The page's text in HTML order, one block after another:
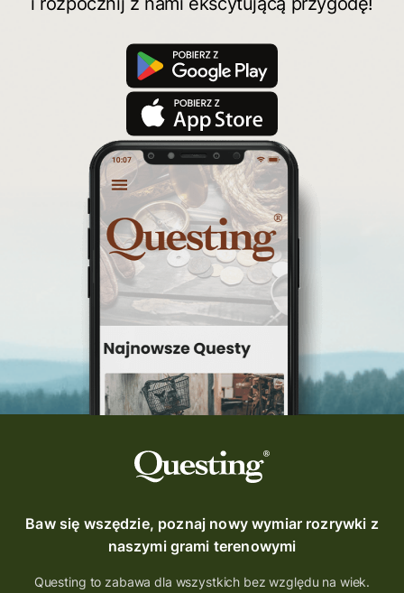
świętokrzyskie
quest pieszy
planetpr
wielkopolska
turystyka z zagadkami
konkurs questy
quest rowerowy
festiwal Questingu
ciekawezwiedzanie
wyprawa po skarb
wycieczki śląskie
Warka
turystyka śląsk
top questy
Tokarnia
śląsk
Ruda Maleniecka
questinggryterenowe
Questing Świętokrzyskie
questing śląskie
Quest Szlak Przygody
przygoda
nowy quest
najlepsze questy
wycieczki
turystyka przygodowa
Szlak Przygody
szkolenie
szkło
scieżka questingowa
questy w Polsce
questujznami
QUESTOMANIA
questing.pl
Quest Koziołek Matołek
gra miejska
co zobaczyć na Śląsku
aplikacja questy
Baw się wszędzie, poznaj nowy wymiar rozrywki z
naszymi grami terenowymi
Questing to zabawa dla wszystkich bez względu na wiek.